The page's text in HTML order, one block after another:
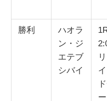
勝利
ハオラ
ン・ジ
エテブ
シバイ